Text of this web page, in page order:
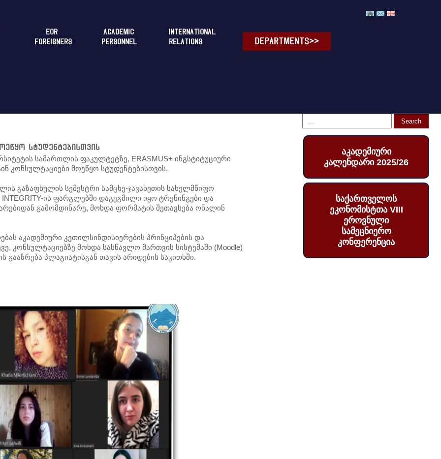
EOR
FOREIGNERS
ACADEMIC
PERSONNEL
INTERNATIONAL
RELATIONS
DEPARTMENTS>>
სტუდენტებისთვის
სამართლის ფაკულტეტზე, ERASMUS+ ინგსტიტუციური
კონსულტაციები მოეწყო სტუდენტებისთვის.
გაზაფხულის სემესტრი სამცხე-ჯავახეთის სახელმწიფო
ის ფარგლებში დაგეგმილი იყო ტრენინგები და
გამომდინარე, მოხდა ფორმატის შეთავსება ონალინ
აკადემიური კეთილსინდისიერების პრინციპების და
კონსულტაციებზე მოხდა სასწავლო მართვის სისტემაში (Moodle)
პლაგიატისგან თავის არიდების საკითხში.
აკადემიური
კალენდარი 2025/26
საქართველოს
ეკონომისტთა VIII
ეროვნული
სამეცნიერო
კონფერენცია